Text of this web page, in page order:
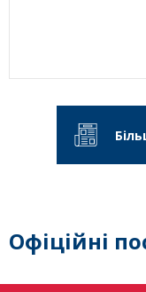
Офіційні